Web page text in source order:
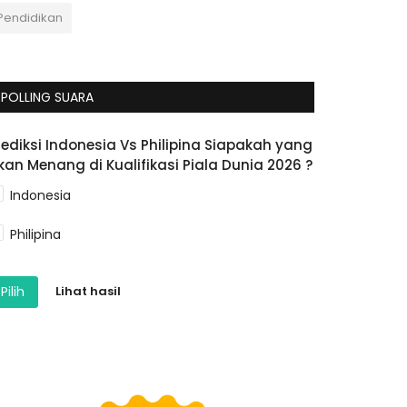
POLLING SUARA
Indonesia Vs Philipina Siapakah yang
Menang di Kualifikasi Piala Dunia 2026 ?
Indonesia
Philipina
Pilih Lihat hasil